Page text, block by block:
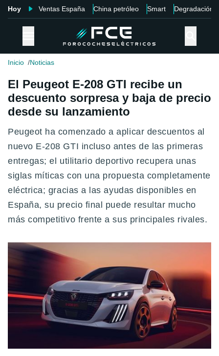
Hoy Ventas España China petróleo Smart Degradación
Inicio Noticias
El Peugeot E-208 GTI recibe un
descuento sorpresa y baja de precio
desde su lanzamiento
Peugeot ha comenzado a aplicar descuentos al
nuevo E-208 GTI incluso antes de las primeras
entregas; el utilitario deportivo recupera unas
siglas míticas con una propuesta completamente
eléctrica; gracias a las ayudas disponibles en
España, su precio final puede resultar mucho
más competitivo frente a sus principales rivales.